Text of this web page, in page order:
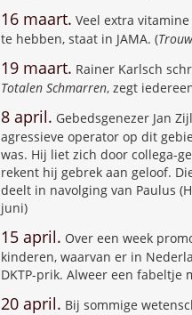
16 maart. Veel extra
te hebben, staat in JAMA. (Trouw
19 maart. Rainer Karlsch
Totalen Schmarren, zegt
8 april. Gebedsgenezer Jan
agressieve operator op dit
was. Hij liet zich door collega-
rekent hij gebrek aan geloof.
deelt in navolging van Paulus
juni)
15 april. Over een week
kinderen, waarvan er in
DKTP-prik. Alweer een fabeltje
20 april. Bij sommige